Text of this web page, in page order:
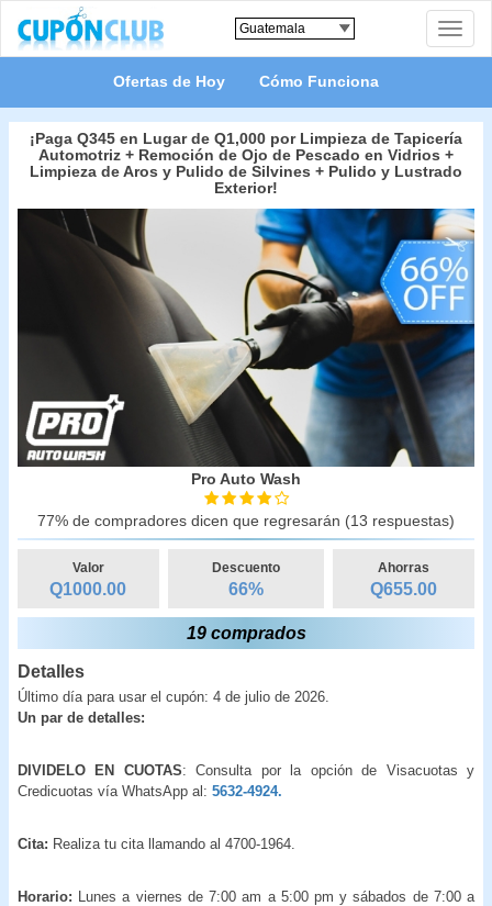
Toggle
Ofertas de Hoy Cómo Funciona
¡Paga Q345 en Lugar de Q1,000 por Limpieza de Tapicería
Automotriz + Remoción de Ojo de Pescado en Vidrios +
Limpieza de Aros y Pulido de Silvines + Pulido y Lustrado
Exterior!
Pro Auto Wash
77% de compradores dicen que regresarán (13 respuestas)
Valor
Q1000.00
Descuento
66%
Ahorras
Q655.00
19 comprados
Detalles
Último día para usar el cupón: 4 de julio de 2026.
Un par de detalles:
DIVIDELO EN CUOTAS: Consulta por la opción de Visacuotas y
Credicuotas vía WhatsApp al: 5632-4924.
Cita: Realiza tu cita llamando al 4700-1964.
Horario:
Lunes a viernes de 7:00 am a 5:00 pm y sábados de 7:00 a